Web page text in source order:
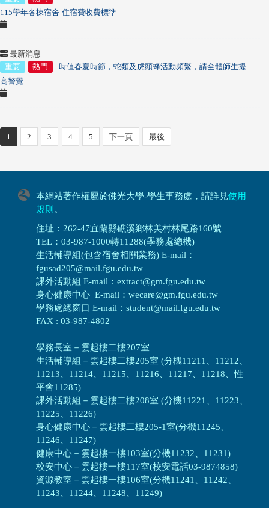
115學年各棟宿舍-住宿費收費標準
最新消息
重要
熱門
時值春夏時節，蛇類及虎頭蜂活動頻繁，請全體師生提
高警覺
1 2 3 4 5 下一頁 最後
本網站著作權屬於佛光大學-學生事務處，請詳見使用
規則 。
住址：262-47宜蘭縣礁溪鄉林美村林尾路160號
TEL：03-987-1000轉11288(學務處總機)
生活輔導組(包含宿舍相關業務) E-mail：
fgusad205@mail.fgu.edu.tw
課外活動組 E-mail：extract@gm.fgu.edu.tw
身心健康中心 E-mail：wecare@gm.fgu.edu.tw
學務處總窗口 E-mail：student@mail.fgu.edu.tw
FAX : 03-987-4802
學務長室－雲起樓二樓207室
生活輔導組 － 雲起樓二樓205室 (分機11211、11212、
11213、11214、11215、11216、11217、11218、性
平會11285)
課外活動組 － 雲起樓二樓208室 (分機11221、11223、
11225、11226)
身心健康中心 － 雲起樓二樓205-1室(分機11245、
11246、11247)
健康中心－ 雲起樓一樓103室(分機11232、11231)
校安中心－ 雲起樓一樓117室(校安電話03-9874858)
資源教室 － 雲起樓一樓106室(分機11241、11242、
11243、11244、11248、11249)